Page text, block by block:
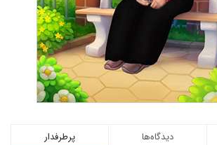
پرطرفدار دیدگاه‌ها